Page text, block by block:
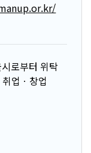
로부터 위탁
업ㆍ창업